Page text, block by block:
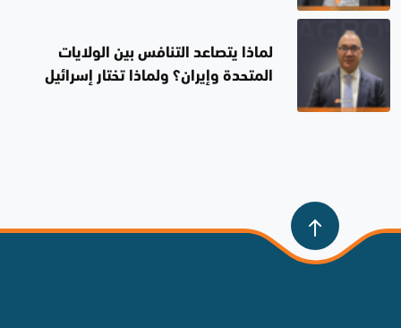
لماذا يتصاعد التنافس بين الولايات
المتحدة وإيران؟ ولماذا تختار إسرائيل